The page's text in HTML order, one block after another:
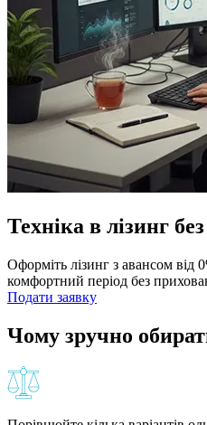
Техніка в лізинг
Оформіть лізинг з авансом від
комфортний період без
Подати заявку
Чому зручно